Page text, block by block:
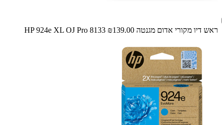
ראש דיו מקורי אדום מגנטה HP 924e XL OJ Pro 8133 ₪139.00